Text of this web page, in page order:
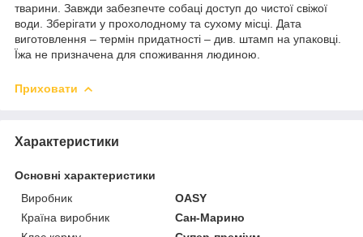
тварини. Завжди забезпечте собаці доступ до чистої свіжої
води. Зберігати у прохолодному та сухому місці. Дата
виготовлення – термін придатності – див. штамп на упаковці.
Їжа не призначена для споживання людиною.
Приховати
Характеристики
Основні характеристики
Виробник
OASY
Країна виробник
Сан-Марино